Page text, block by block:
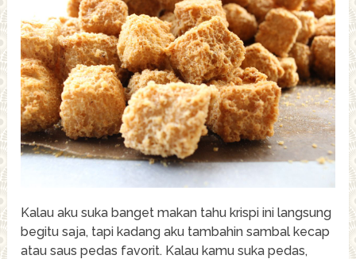
Kalau aku suka banget makan tahu krispi ini langsung
begitu saja, tapi kadang aku tambahin sambal kecap
atau saus pedas favorit. Kalau kamu suka pedas,